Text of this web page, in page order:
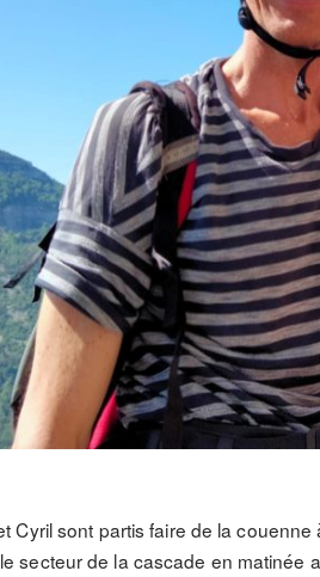
Cyril sont partis faire de la
secteur de la cascade en